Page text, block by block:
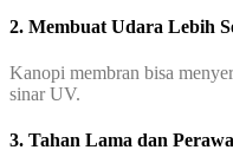
2. Membuat Udara Lebih
Kanopi membran bisa
sinar UV.
3. Tahan Lama dan